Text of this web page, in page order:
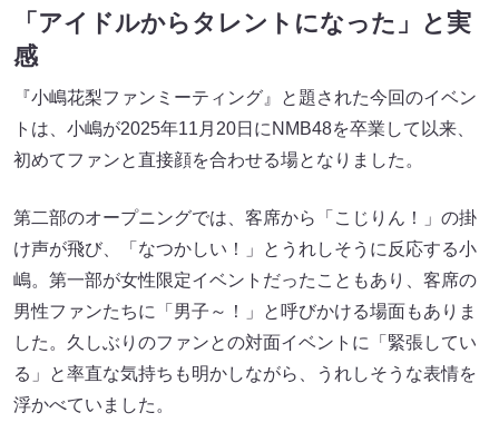
「アイドルからタレントになった」と実
感
『小嶋花梨ファンミーティング』と題された今回のイベン
トは、小嶋が2025年11月20日にNMB48を卒業して以来、
初めてファンと直接顔を合わせる場となりました。
第二部のオープニングでは、客席から「こじりん！」の掛
け声が飛び、「なつかしい！」とうれしそうに反応する小
嶋。第一部が女性限定イベントだったこともあり、客席の
男性ファンたちに「男子～！」と呼びかける場面もありま
した。久しぶりのファンとの対面イベントに「緊張してい
る」と率直な気持ちも明かしながら、うれしそうな表情を
浮かべていました。